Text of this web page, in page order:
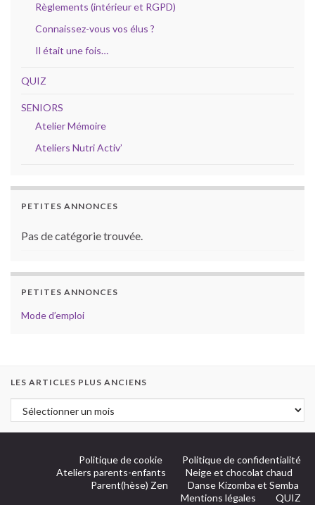
Règlements (intérieur et RGPD)
Connaissez-vous vos élus ?
Il était une fois…
QUIZ
SENIORS
Atelier Mémoire
Ateliers Nutri Activ’
PETITES ANNONCES
Pas de catégorie trouvée.
PETITES ANNONCES
Mode d’emploi
LES ARTICLES PLUS ANCIENS
Politique de cookie
Politique de confidentialité
Ateliers parents-enfants
Neige et chocolat chaud
Parent(hèse) Zen
Danse Kizomba et Semba
Mentions légales
QUIZ